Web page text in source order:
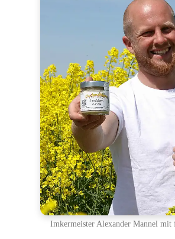
Imkermeister Alexander Mannel